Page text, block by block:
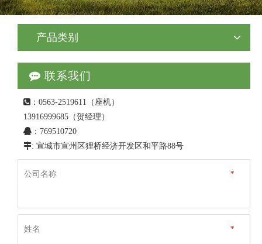
产品类别
 联系我们
 ：0563-2519611（座机）
13916999685（贺经理 ）
 ：769510720
​: 宣城市宣州区狸桥经济开发区和平路88号
*
公司名称
*
姓名